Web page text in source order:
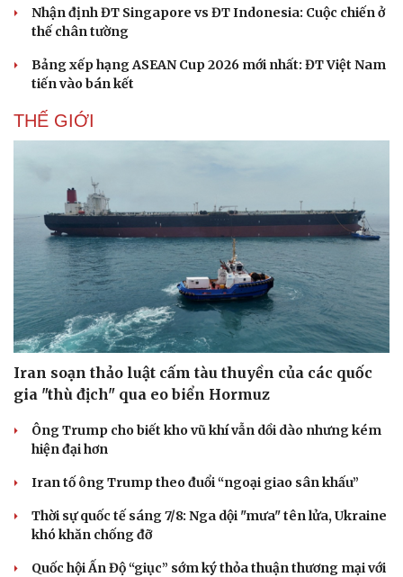
Nhận định ĐT Singapore vs ĐT Indonesia: Cuộc chiến ở
thế chân tường
Bảng xếp hạng ASEAN Cup 2026 mới nhất: ĐT Việt Nam
tiến vào bán kết
THẾ GIỚI
Iran soạn thảo luật cấm tàu thuyền của các quốc
gia "thù địch" qua eo biển Hormuz
Ông Trump cho biết kho vũ khí vẫn dồi dào nhưng kém
hiện đại hơn
Iran tố ông Trump theo đuổi “ngoại giao sân khấu”
Thời sự quốc tế sáng 7/8: Nga dội "mưa" tên lửa, Ukraine
khó khăn chống đỡ
Quốc hội Ấn Độ “giục” sớm ký thỏa thuận thương mại với